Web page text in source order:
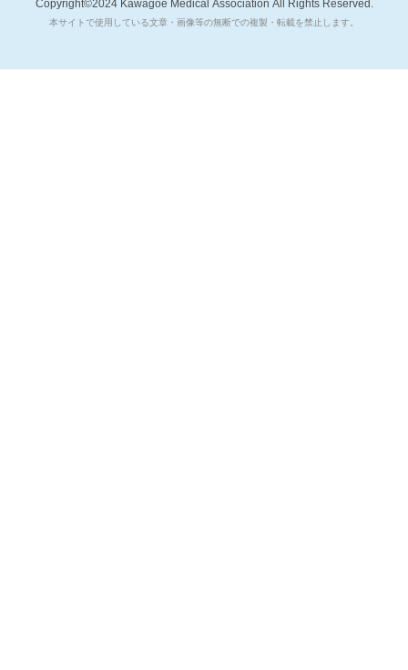
Copyright©2024 Kawagoe Medical Association All Rights Reserved.
本サイトで使用している文章・画像等の無断での複製・転載を禁止します。